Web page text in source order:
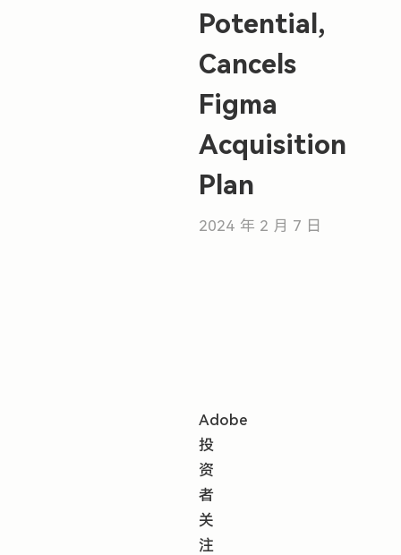
Potential,
Cancels
Figma
Acquisition
Plan
2024 年 2 月 7 日
Adobe
投
资
者
关
注